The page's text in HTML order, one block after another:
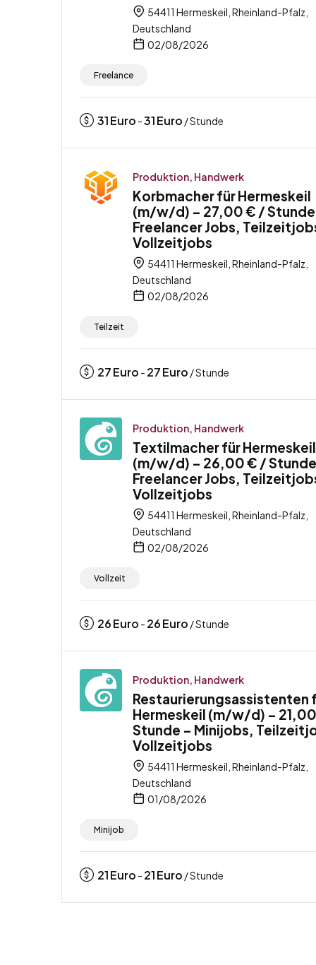
54411 Hermeskeil, Rheinland-Pfalz,
Deutschland
02/08/2026
Freelance
31Euro -31Euro / Stunde
Produktion, Handwerk
Korbmacher für Hermeskeil
(m/w/d) – 27,00 € /
Freelancer Jobs,
Vollzeitjobs
54411 Hermeskeil, Rheinland-Pfalz,
Deutschland
02/08/2026
Teilzeit
27Euro - 27Euro / Stunde
Produktion, Handwerk
Textilmacher für Hermeskeil
(m/w/d) – 26,00 € /
Freelancer Jobs,
Vollzeitjobs
54411 Hermeskeil, Rheinland-Pfalz,
Deutschland
02/08/2026
Vollzeit
26Euro - 26Euro / Stunde
Produktion, Handwerk
Restaurierungsassistenten
Hermeskeil (m/w/d) –
Stunde – Minijobs,
Vollzeitjobs
54411 Hermeskeil, Rheinland-Pfalz,
Deutschland
01/08/2026
Minijob
21Euro - 21Euro / Stunde